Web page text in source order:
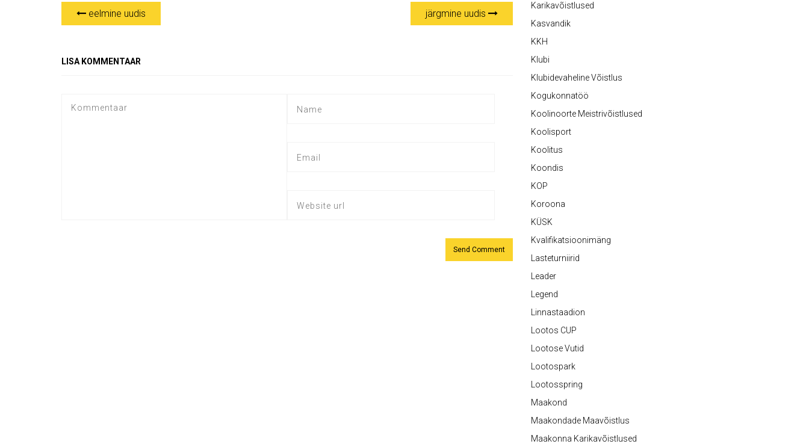
eelmine uudis järgmine uudis
LISA KOMMENTAAR
Karikavõistlused
Kasvandik
KKH
Klubi
Klubidevaheline Võistlus
Kogukonnatöö
Koolinoorte Meistrivõistlused
Koolisport
Koolitus
Koondis
KOP
Koroona
KÜSK
Kvalifikatsioonimäng
Lasteturniirid
Leader
Legend
Linnastaadion
Lootos CUP
Lootose Vutid
Lootospark
Lootosspring
Maakond
Maakondade Maavõistlus
Maakonna Karikavõistlused